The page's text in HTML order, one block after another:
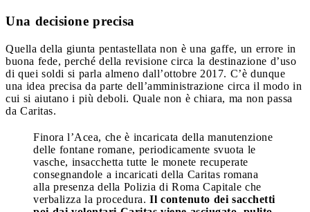
Una decisione precisa
Quella della giunta pentastellata non è una gaffe, un errore in
buona fede, perché della revisione circa la destinazione d’uso
di quei soldi si parla almeno dall’ottobre 2017. C’è dunque
una idea precisa da parte dell’amministrazione circa il modo in
cui si aiutano i più deboli. Quale non è chiara, ma non passa
da Caritas.
Finora l’Acea, che è incaricata della manutenzione
delle fontane romane, periodicamente svuota le
vasche, insacchetta tutte le monete recuperate
consegnandole a incaricati della Caritas romana
alla presenza della Polizia di Roma Capitale che
verbalizza la procedura. Il contenuto dei sacchetti